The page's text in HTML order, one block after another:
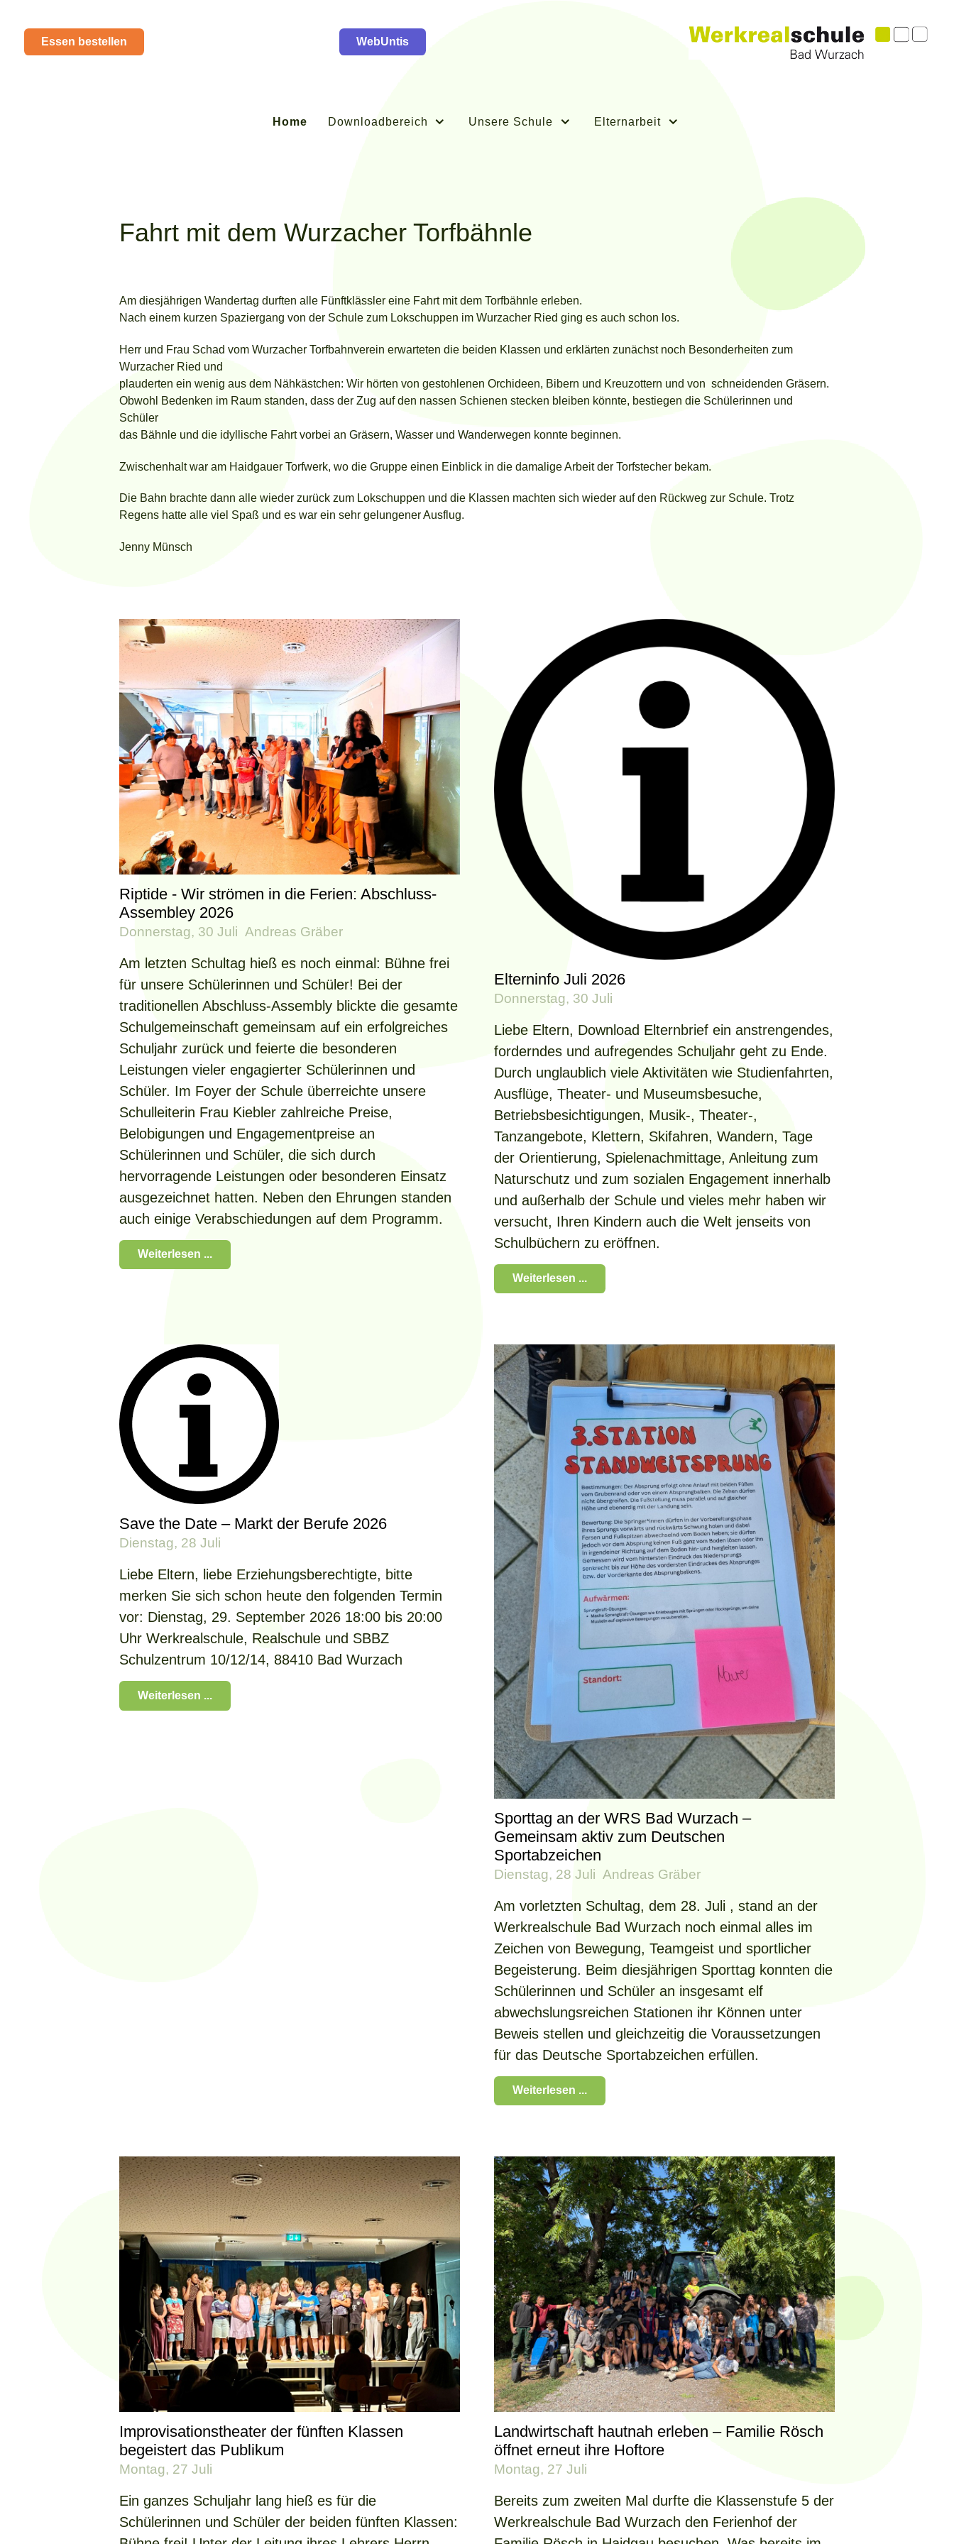
Essen bestellen WebUntis
Home Downloadbereich Unsere Schule Elternarbeit
Fahrt mit dem Wurzacher Torfbähnle
Am diesjährigen Wandertag durften alle Fünftklässler eine Fahrt mit dem Torfbähnle erleben.
Nach einem kurzen Spaziergang von der Schule zum Lokschuppen im Wurzacher Ried ging es auch schon los.
Herr und Frau Schad vom Wurzacher Torfbahnverein erwarteten die beiden Klassen und erklärten zunächst noch Besonderheiten zum
Wurzacher Ried und
plauderten ein wenig aus dem Nähkästchen: Wir hörten von gestohlenen Orchideen, Bibern und Kreuzottern und von schneidenden Gräsern.
Obwohl Bedenken im Raum standen, dass der Zug auf den nassen Schienen stecken bleiben könnte, bestiegen die Schülerinnen und
Schüler
das Bähnle und die idyllische Fahrt vorbei an Gräsern, Wasser und Wanderwegen konnte beginnen.
Zwischenhalt war am Haidgauer Torfwerk, wo die Gruppe einen Einblick in die damalige Arbeit der Torfstecher bekam.
Die Bahn brachte dann alle wieder zurück zum Lokschuppen und die Klassen machten sich wieder auf den Rückweg zur Schule. Trotz
Regens hatte alle viel Spaß und es war ein sehr gelungener Ausflug.
Jenny Münsch
Riptide - Wir strömen in die Ferien: Abschluss-
Assembley 2026
Donnerstag, 30 Juli Andreas Gräber
Am letzten Schultag hieß es noch einmal: Bühne frei
für unsere Schülerinnen und Schüler! Bei der
traditionellen Abschluss-Assembly blickte die gesamte
Schulgemeinschaft gemeinsam auf ein erfolgreiches
Schuljahr zurück und feierte die besonderen
Leistungen vieler engagierter Schülerinnen und
Schüler. Im Foyer der Schule überreichte unsere
Schulleiterin Frau Kiebler zahlreiche Preise,
Belobigungen und Engagementpreise an
Schülerinnen und Schüler, die sich durch
hervorragende Leistungen oder besonderen Einsatz
ausgezeichnet hatten. Neben den Ehrungen standen
auch einige Verabschiedungen auf dem Programm.
Weiterlesen ...
Elterninfo Juli 2026
Donnerstag, 30 Juli
Liebe Eltern, Download Elternbrief ein anstrengendes,
forderndes und aufregendes Schuljahr geht zu Ende.
Durch unglaublich viele Aktivitäten wie Studienfahrten,
Ausflüge, Theater- und Museumsbesuche,
Betriebsbesichtigungen, Musik-, Theater-,
Tanzangebote, Klettern, Skifahren, Wandern, Tage
der Orientierung, Spielenachmittage, Anleitung zum
Naturschutz und zum sozialen Engagement innerhalb
und außerhalb der Schule und vieles mehr haben wir
versucht, Ihren Kindern auch die Welt jenseits von
Schulbüchern zu eröffnen.
Weiterlesen ...
Save the Date – Markt der Berufe 2026
Dienstag, 28 Juli
Liebe Eltern, liebe Erziehungsberechtigte, bitte
merken Sie sich schon heute den folgenden Termin
vor: Dienstag, 29. September 2026 18:00 bis 20:00
Uhr Werkrealschule, Realschule und SBBZ
Schulzentrum 10/12/14, 88410 Bad Wurzach
Weiterlesen ...
Sporttag an der WRS Bad Wurzach –
Gemeinsam aktiv zum Deutschen
Sportabzeichen
Dienstag, 28 Juli Andreas Gräber
Am vorletzten Schultag, dem 28. Juli , stand an der
Werkrealschule Bad Wurzach noch einmal alles im
Zeichen von Bewegung, Teamgeist und sportlicher
Begeisterung. Beim diesjährigen Sporttag konnten die
Schülerinnen und Schüler an insgesamt elf
abwechslungsreichen Stationen ihr Können unter
Beweis stellen und gleichzeitig die Voraussetzungen
für das Deutsche Sportabzeichen erfüllen.
Weiterlesen ...
Improvisationstheater der fünften Klassen
begeistert das Publikum
Montag, 27 Juli
Ein ganzes Schuljahr lang hieß es für die
Schülerinnen und Schüler der beiden fünften Klassen:
Landwirtschaft hautnah erleben – Familie Rösch
öffnet erneut ihre Hoftore
Montag, 27 Juli
Bereits zum zweiten Mal durfte die Klassenstufe 5 der
Werkrealschule Bad Wurzach den Ferienhof der